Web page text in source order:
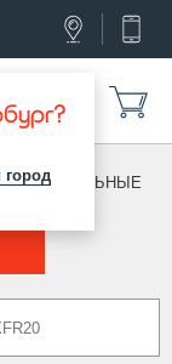
город